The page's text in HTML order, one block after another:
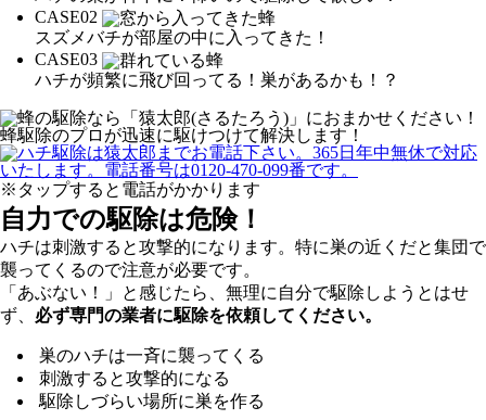
CASE02
スズメバチが部屋の中に入ってきた！
CASE03
ハチが頻繁に飛び回ってる！巣があるかも！？
※タップすると電話がかかります
自力での駆除は危険！
ハチは刺激すると攻撃的になります。特に巣の近くだと集団で
襲ってくるので注意が必要です。
「あぶない！」と感じたら、無理に自分で駆除しようとはせ
ず、 必ず専門の業者に駆除を依頼してください。
巣のハチは一斉に襲ってくる
刺激すると攻撃的になる
駆除しづらい場所に巣を作る